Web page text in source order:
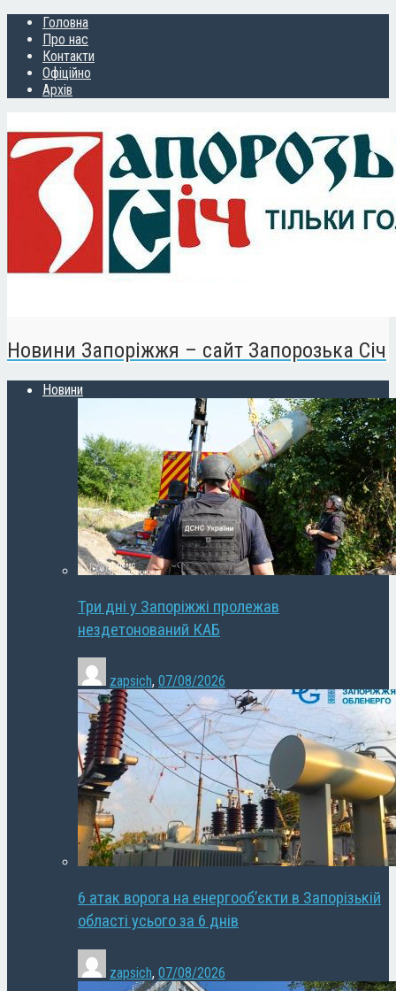
Головна
Про нас
Контакти
Офіційно
Архів
Новини Запоріжжя – сайт Запорозька Січ
Новини
Три дні у Запоріжжі пролежав
нездетонований КАБ
zapsich, 07/08/2026
6 атак ворога на енергооб’єкти в Запорізькій
області усього за 6 днів
zapsich, 07/08/2026